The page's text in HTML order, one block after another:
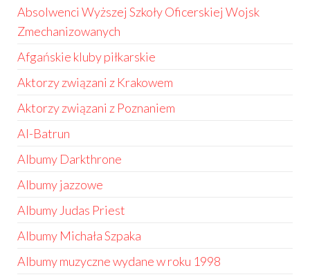
Absolwenci Wyższej Szkoły Oficerskiej Wojsk
Zmechanizowanych
Afgańskie kluby piłkarskie
Aktorzy związani z Krakowem
Aktorzy związani z Poznaniem
Al-Batrun
Albumy Darkthrone
Albumy jazzowe
Albumy Judas Priest
Albumy Michała Szpaka
Albumy muzyczne wydane w roku 1998